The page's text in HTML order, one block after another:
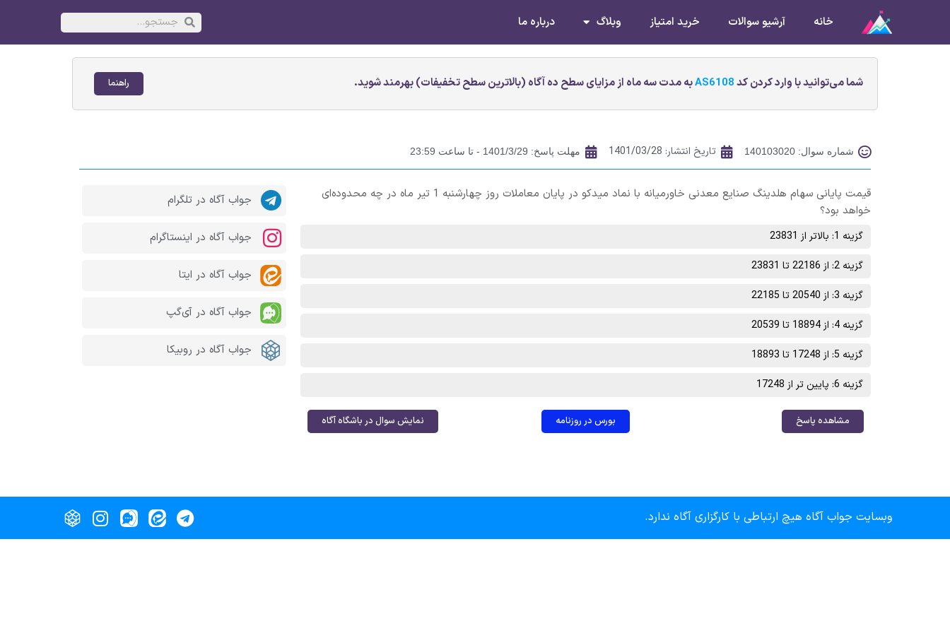
خانه آرشیو سوالات خرید امتیاز وبلاگ درباره ما
شما می‌توانید با وارد کردن کدAS6108به مدت سه ماه از مزایای سطح ده آگاه (بالاترین سطح تخفیفات) بهرمند شوید. راهنما
شماره سوال: 140103020 تاریخ انتشار: 1401/03/28 مهلت پاسخ: 1401/3/29 - تا ساعت 23:59
قیمت پایانی سهام هلدينگ صنايع معدنی خاورميانه با نماد میدکو در پایان معاملات روز چهارشنبه 1 تیر ماه در چه محدوده‌ای
خواهد بود؟
گزینه 1: بالاتر از 23831
گزینه 2: از 22186 تا 23831
گزینه 3: از 20540 تا 22185
گزینه 4: از 18894 تا 20539
گزینه 5: از 17248 تا 18893
گزینه 6: پایین تر از 17248
مشاهده پاسخ بورس در روزنامه نمایش سوال در باشگاه آگاه
جواب آگاه در تلگرام
جواب آگاه در اینستاگرام
جواب آگاه در ایتا
جواب آگاه در آی‌گپ
جواب آگاه در روبیکا
وبسایت جواب آگاه هیچ ارتباطی با کارگزاری آگاه ندارد.